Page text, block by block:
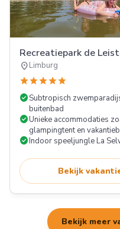
Recreatiepark de
location_onLimburg
starstarstarstarstar
check_circleSubtropisch
buitenbad
check_circleUnieke accommodaties
glampingtent en
check_circleIndoor speeljungle La
Bekijk
Bekijk meer